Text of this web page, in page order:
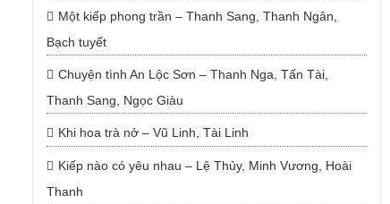
Một kiếp phong trần – Thanh Sang, Thanh Ngân,
Bạch tuyết
Chuyện tình An Lộc Sơn – Thanh Nga, Tấn Tài,
Thanh Sang, Ngọc Giàu
Khi hoa trà nở – Vũ Linh, Tài Linh
Kiếp nào có yêu nhau – Lệ Thủy, Minh Vương, Hoài
Thanh